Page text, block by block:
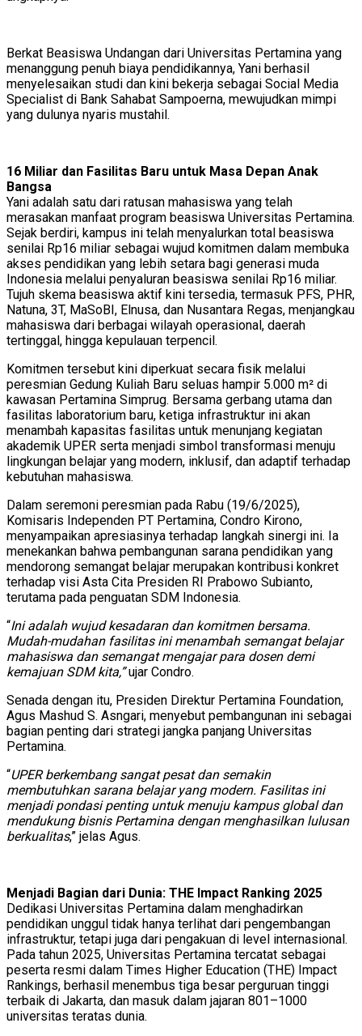
Berkat Beasiswa Undangan dari Universitas Pertamina yang
menanggung penuh biaya pendidikannya, Yani berhasil
menyelesaikan studi dan kini bekerja sebagai Social Media
Specialist di Bank Sahabat Sampoerna, mewujudkan mimpi
yang dulunya nyaris mustahil.
16 Miliar dan Fasilitas Baru untuk Masa Depan Anak
Bangsa
Yani adalah satu dari ratusan mahasiswa yang telah
merasakan manfaat program beasiswa Universitas Pertamina.
Sejak berdiri, kampus ini telah menyalurkan total beasiswa
senilai Rp16 miliar sebagai wujud komitmen dalam membuka
akses pendidikan yang lebih setara bagi generasi muda
Indonesia melalui penyaluran beasiswa senilai Rp16 miliar.
Tujuh skema beasiswa aktif kini tersedia, termasuk PFS, PHR,
Natuna, 3T, MaSoBI, Elnusa, dan Nusantara Regas, menjangkau
mahasiswa dari berbagai wilayah operasional, daerah
tertinggal, hingga kepulauan terpencil.
Komitmen tersebut kini diperkuat secara fisik melalui
peresmian Gedung Kuliah Baru seluas hampir 5.000 m² di
kawasan Pertamina Simprug. Bersama gerbang utama dan
fasilitas laboratorium baru, ketiga infrastruktur ini akan
menambah kapasitas fasilitas untuk menunjang kegiatan
akademik UPER serta menjadi simbol transformasi menuju
lingkungan belajar yang modern, inklusif, dan adaptif terhadap
kebutuhan mahasiswa.
Dalam seremoni peresmian pada Rabu (19/6/2025),
Komisaris Independen PT Pertamina, Condro Kirono,
menyampaikan apresiasinya terhadap langkah sinergi ini. Ia
menekankan bahwa pembangunan sarana pendidikan yang
mendorong semangat belajar merupakan kontribusi konkret
terhadap visi Asta Cita Presiden RI Prabowo Subianto,
terutama pada penguatan SDM Indonesia.
“Ini adalah wujud kesadaran dan komitmen bersama.
Mudah-mudahan fasilitas ini menambah semangat belajar
mahasiswa dan semangat mengajar para dosen demi
kemajuan SDM kita,”ujar Condro.
Senada dengan itu, Presiden Direktur Pertamina Foundation,
Agus Mashud S. Asngari, menyebut pembangunan ini sebagai
bagian penting dari strategi jangka panjang Universitas
Pertamina.
“UPER berkembang sangat pesat dan semakin
membutuhkan sarana belajar yang modern. Fasilitas ini
menjadi pondasi penting untuk menuju kampus global dan
mendukung bisnis Pertamina dengan menghasilkan lulusan
berkualitas,” jelas Agus.
Menjadi Bagian dari Dunia: THE Impact Ranking 2025
Dedikasi Universitas Pertamina dalam menghadirkan
pendidikan unggul tidak hanya terlihat dari pengembangan
infrastruktur, tetapi juga dari pengakuan di level internasional.
Pada tahun 2025, Universitas Pertamina tercatat sebagai
peserta resmi dalam Times Higher Education (THE) Impact
Rankings, berhasil menembus tiga besar perguruan tinggi
terbaik di Jakarta, dan masuk dalam jajaran 801–1000
universitas teratas dunia.